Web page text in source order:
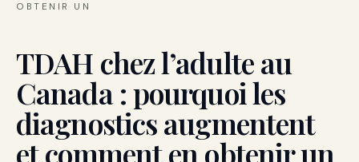
OBTENIR UN
TDAH chez l’adulte au
Canada : pourquoi les
diagnostics augmentent
et comment en obtenir un